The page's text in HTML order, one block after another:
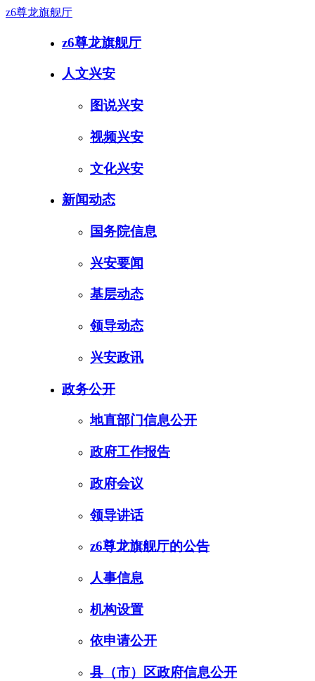
z6尊龙旗舰厅
z6尊龙旗舰厅
人文兴安
图说兴安
视频兴安
文化兴安
新闻动态
国务院信息
兴安要闻
基层动态
领导动态
兴安政讯
政务公开
地直部门信息公开
政府工作报告
政府会议
领导讲话
z6尊龙旗舰厅的公告
人事信息
机构设置
依申请公开
县（市）区政府信息公开